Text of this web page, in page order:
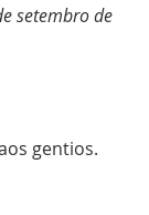
setembro de
gentios.